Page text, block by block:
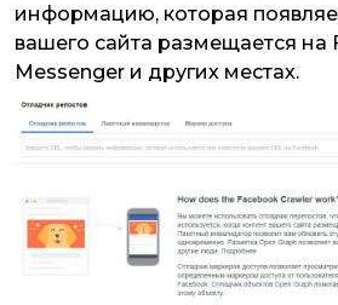
информацию, которая
вашего сайта размещается на
Messenger и других местах.